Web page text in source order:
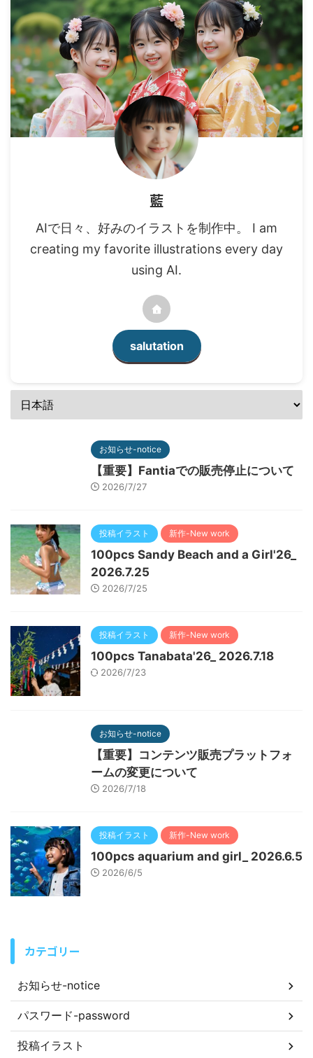
藍
AIで日々、好みのイラストを制作中。 I am
creating my favorite illustrations every day
using AI.
salutation
お知らせ-notice
【重要】Fantiaでの販売停止について
2026/7/27
投稿イラスト 新作-New work
100pcs Sandy Beach and a Girl'26_
2026.7.25
2026/7/25
投稿イラスト 新作-New work
100pcs Tanabata'26_ 2026.7.18
2026/7/23
お知らせ-notice
【重要】コンテンツ販売プラットフォ
ームの変更について
2026/7/18
投稿イラスト 新作-New work
100pcs aquarium and girl_ 2026.6.5
2026/6/5
カテゴリー
お知らせ-notice
パスワード-password
投稿イラスト